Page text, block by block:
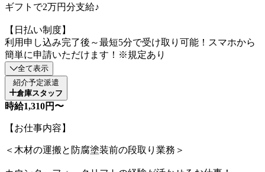
ギフトで2万円分支給♪
【日払い制度】
利用申し込み完了後～最短5分で受け取り可能！スマホから
簡単に申請いただけます！※規定あり
全て表示
紹介予定派遣
倉庫スタッフ
時給1,310円〜
【お仕事内容】
＜木材の運搬と防腐塗装前の段取り業務＞